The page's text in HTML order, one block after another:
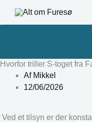
Hvorfor triller S-toget fra
AfMikkel
12/06/2026
Ved et tilsyn er der